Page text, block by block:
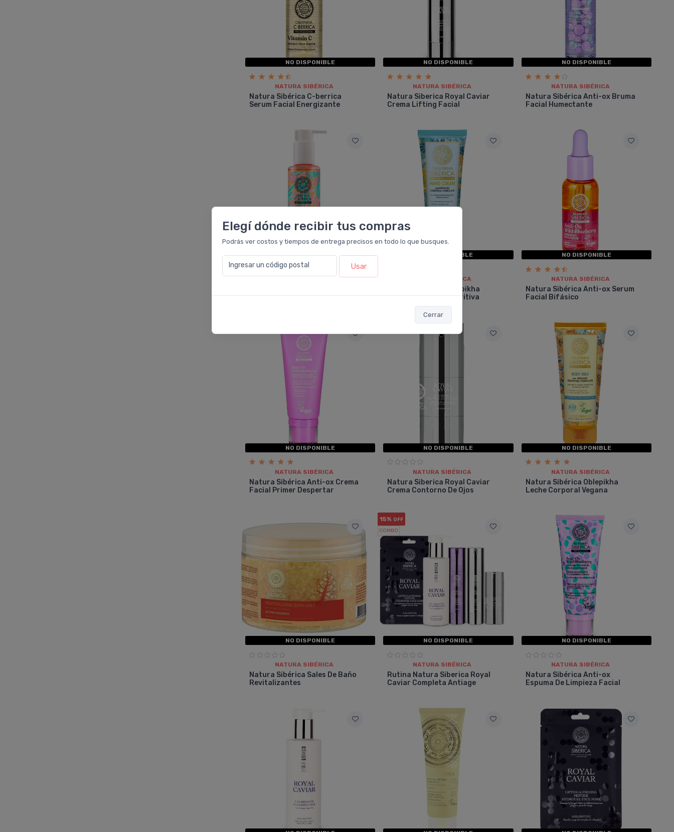
Elegí dónde recibir tus compras
Podrás ver costos y tiempos de entrega precisos en todo lo que busques.
Ingresar un código postal Usar
Cerrar
NO DISPONIBLE
NATURA SIBÉRICA
Natura Sibérica C-berrica
Serum Facial Energizante
NO DISPONIBLE
NATURA SIBÉRICA
Natura Siberica Royal Caviar
Crema Lifting Facial
NO DISPONIBLE
NATURA SIBÉRICA
Natura Sibérica Anti-ox Bruma
Facial Humectante
NO DISPONIBLE
Espuma Limpieza Facial
NO DISPONIBLE
NATURA SIBÉRICA
Natura Sibérica Oblepikha
Crema De Manos Nutritiva
NO DISPONIBLE
NATURA SIBÉRICA
Natura Sibérica Anti-ox Serum
Facial Bifásico
NO DISPONIBLE
NATURA SIBÉRICA
Natura Sibérica Anti-ox Crema
Facial Primer Despertar
NO DISPONIBLE
NATURA SIBÉRICA
Natura Siberica Royal Caviar
Crema Contorno De Ojos
NO DISPONIBLE
NATURA SIBÉRICA
Natura Sibérica Oblepikha
Leche Corporal Vegana
NO DISPONIBLE
NATURA SIBÉRICA
Natura Sibérica Sales De Baño
Revitalizantes
15% OFF
COMBO
NO DISPONIBLE
NATURA SIBÉRICA
Rutina Natura Siberica Royal
Caviar Completa Antiage
NO DISPONIBLE
NATURA SIBÉRICA
Natura Sibérica Anti-ox
Espuma De Limpieza Facial